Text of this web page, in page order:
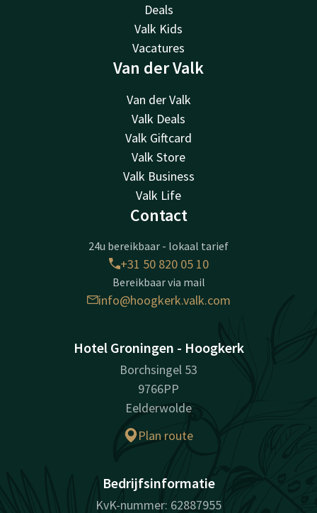
Deals
Valk Kids
Vacatures
Van der Valk
Van der Valk
Valk Deals
Valk Giftcard
Valk Store
Valk Business
Valk Life
Contact
24u bereikbaar - lokaal tarief
+31 50 820 05 10
Bereikbaar via mail
info@hoogkerk.valk.com
Hotel Groningen - Hoogkerk
Borchsingel 53
9766PP
Eelderwolde
Plan route
Bedrijfsinformatie
KvK-nummer: 62887955